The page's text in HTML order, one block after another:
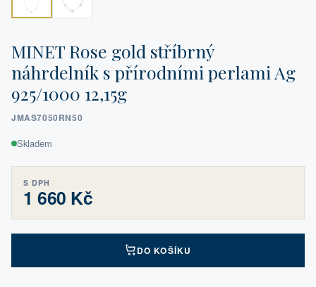
MINET Rose gold stříbrný
náhrdelník s přírodními perlami Ag
925/1000 12,15g
JMAS7050RN50
Skladem
S DPH
1 660 Kč
DO KOŠÍKU